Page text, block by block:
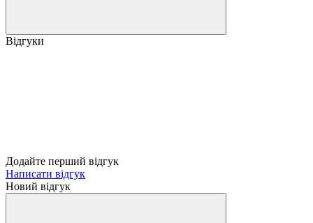
Відгуки
Додайте перший відгук
Написати відгук
Новий відгук